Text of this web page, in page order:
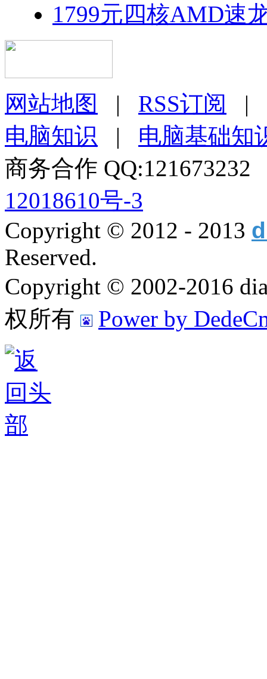
1799元四核AMD速
网站地图 | RSS订阅 |
电脑知识 | 电脑基础知
商务合作
12018610号-3
Copyright © 2012 - 2013
Reserved.
Copyright © 2002-2016
权所有
Power by